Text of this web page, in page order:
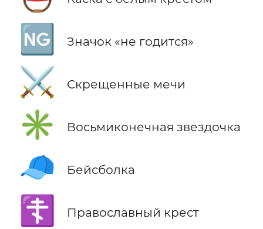
🆖 Значок «не годится»
⚔️ Скрещенные мечи
✳️ Восьмиконечная звездочка
🧢 Бейсболка
☦️ Православный крест